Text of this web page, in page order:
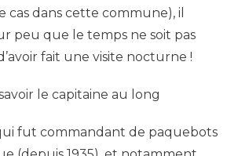
dans cette commune), il
peu que le temps ne soit pas
fait une visite nocturne !
le capitaine au long
qui fut commandant de paquebots